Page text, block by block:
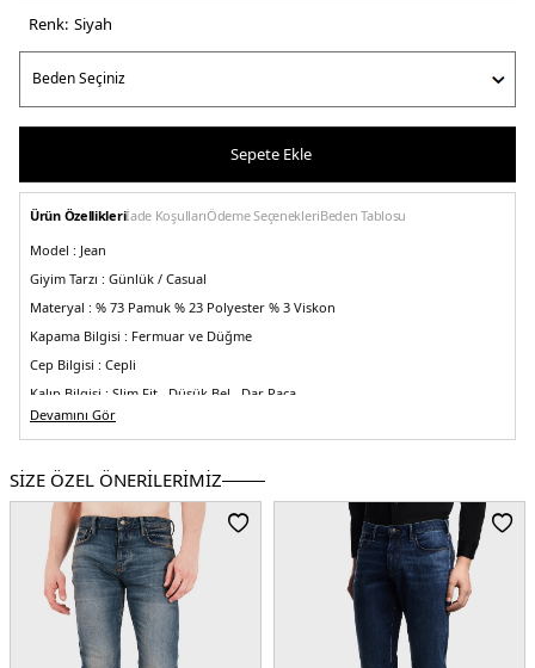
Renk: si̇yah
Sepete Ekle
Ürün Özellikleriİade KoşullarıÖdeme SeçenekleriBeden Tablosu
Model : Jean
Giyim Tarzı : Günlük / Casual
Materyal : % 73 Pamuk % 23 Polyester % 3 Viskon
Kapama Bilgisi : Fermuar ve Düğme
Cep Bilgisi : Cepli
Kalıp Bilgisi : Slim Fit , Düşük Bel , Dar Paça
Üretim Yeri :Çin
5DY1EM000121AF14867MC002.07
Devamını Gör
SİZE ÖZEL ÖNERİLERİMİZ